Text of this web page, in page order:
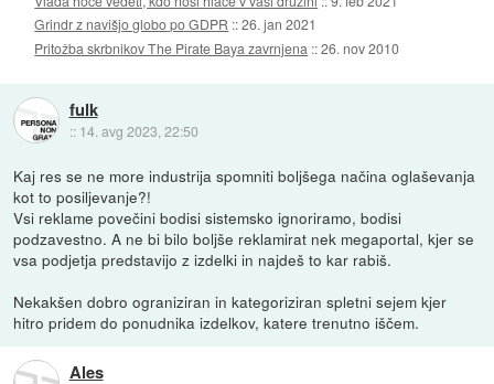
Grindr z navišjo globo po GDPR ::26. jan 2021
Pritožba skrbnikov The Pirate Baya zavrnjena ::26. nov 2010
fulk
:: 14. avg 2023, 22:50
Kaj res se ne more industrija spomniti boljšega načina oglaševanja
kot to posiljevanje?!
Vsi reklame povečini bodisi sistemsko ignoriramo, bodisi
podzavestno. A ne bi bilo boljše reklamirat nek megaportal, kjer se
vsa podjetja predstavijo z izdelki in najdeš to kar rabiš.
Nekakšen dobro ograniziran in kategoriziran spletni sejem kjer
hitro pridem do ponudnika izdelkov, katere trenutno iščem.
Ales